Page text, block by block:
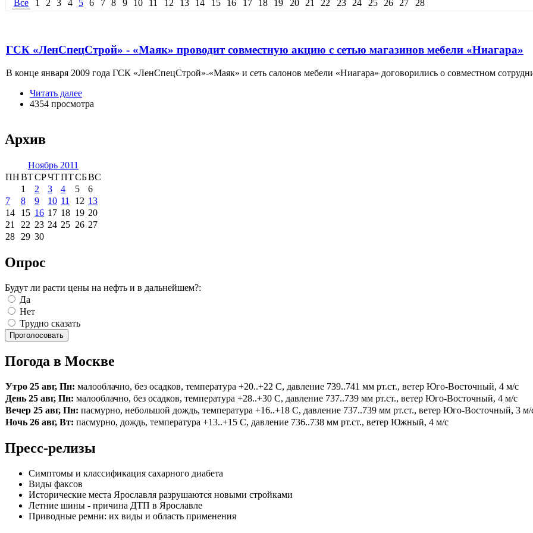
Все
1 2 3 4 5 6 7 8 9 10 11 12 13 14 15 16 17 18 19 20 21 22 23 24 25 26 27 28
ГСК «ЛенСпецСтрой» - «Маяк» проводит совместную акцию с сетью магазинов мебели «Ниагара»
В конце января 2009 года ГСК «ЛенСпецСтрой»-«Маяк» и сеть салонов мебели «Ниагара» договорились о совместном
Читать далее
4354 просмотра
Архив
Ноябрь 2011
ПНВТСРЧТПТСБВС
1
2 3 4 5
6
7
8 9 10 11 12 13
14
15 16 17 18 19 20
21
22 23 24 25 26 27
28
29 30
Опрос
Будут ли расти цены на нефть и в дальнейшем?:
Да
Нет
Трудно сказать
Погода в Москве
Утро 25 авг, Пн: малооблачно, без осадков, температура +20..+22 С, давление 739..741 мм рт.ст., ветер Юго-Восточный, 4 м/с
День 25 авг, Пн: малооблачно, без осадков, температура +28..+30 С, давление 737..739 мм рт.ст., ветер Юго-Восточный, 4 м/с
Вечер 25 авг, Пн: пасмурно, небольшой дождь, температура +16..+18 С, давление 737..739 мм рт.ст., ветер Юго-Восточный, 3 м/
Ночь 26 авг, Вт: пасмурно, дождь, температура +13..+15 С, давление 736..738 мм рт.ст., ветер Южный, 4 м/с
Пресс-релизы
Симптомы и классификация сахарного диабета
Виды факсов
Исторические места Ярославля разрушаются новыми стройками
Летние шины - причина ДТП в Ярославле
Приводные ремни: их виды и область применения